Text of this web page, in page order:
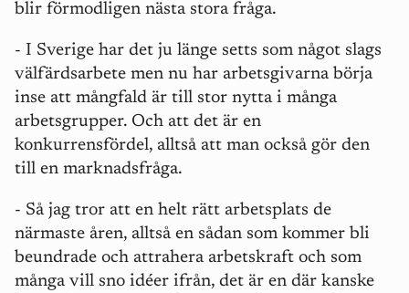
blir förmodligen nästa stora fråga.
- I Sverige har det ju länge setts som något slags
välfärdsarbete men nu har arbetsgivarna börja
inse att mångfald är till stor nytta i många
arbetsgrupper. Och att det är en
konkurrensfördel, alltså att man också gör den
till en marknadsfråga.
- Så jag tror att en helt rätt arbetsplats de
närmaste åren, alltså en sådan som kommer bli
beundrade och attrahera arbetskraft och som
många vill sno idéer ifrån, det är en där kanske